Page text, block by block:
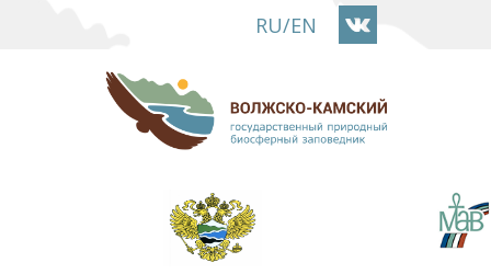
основному
содержанию
RU/EN